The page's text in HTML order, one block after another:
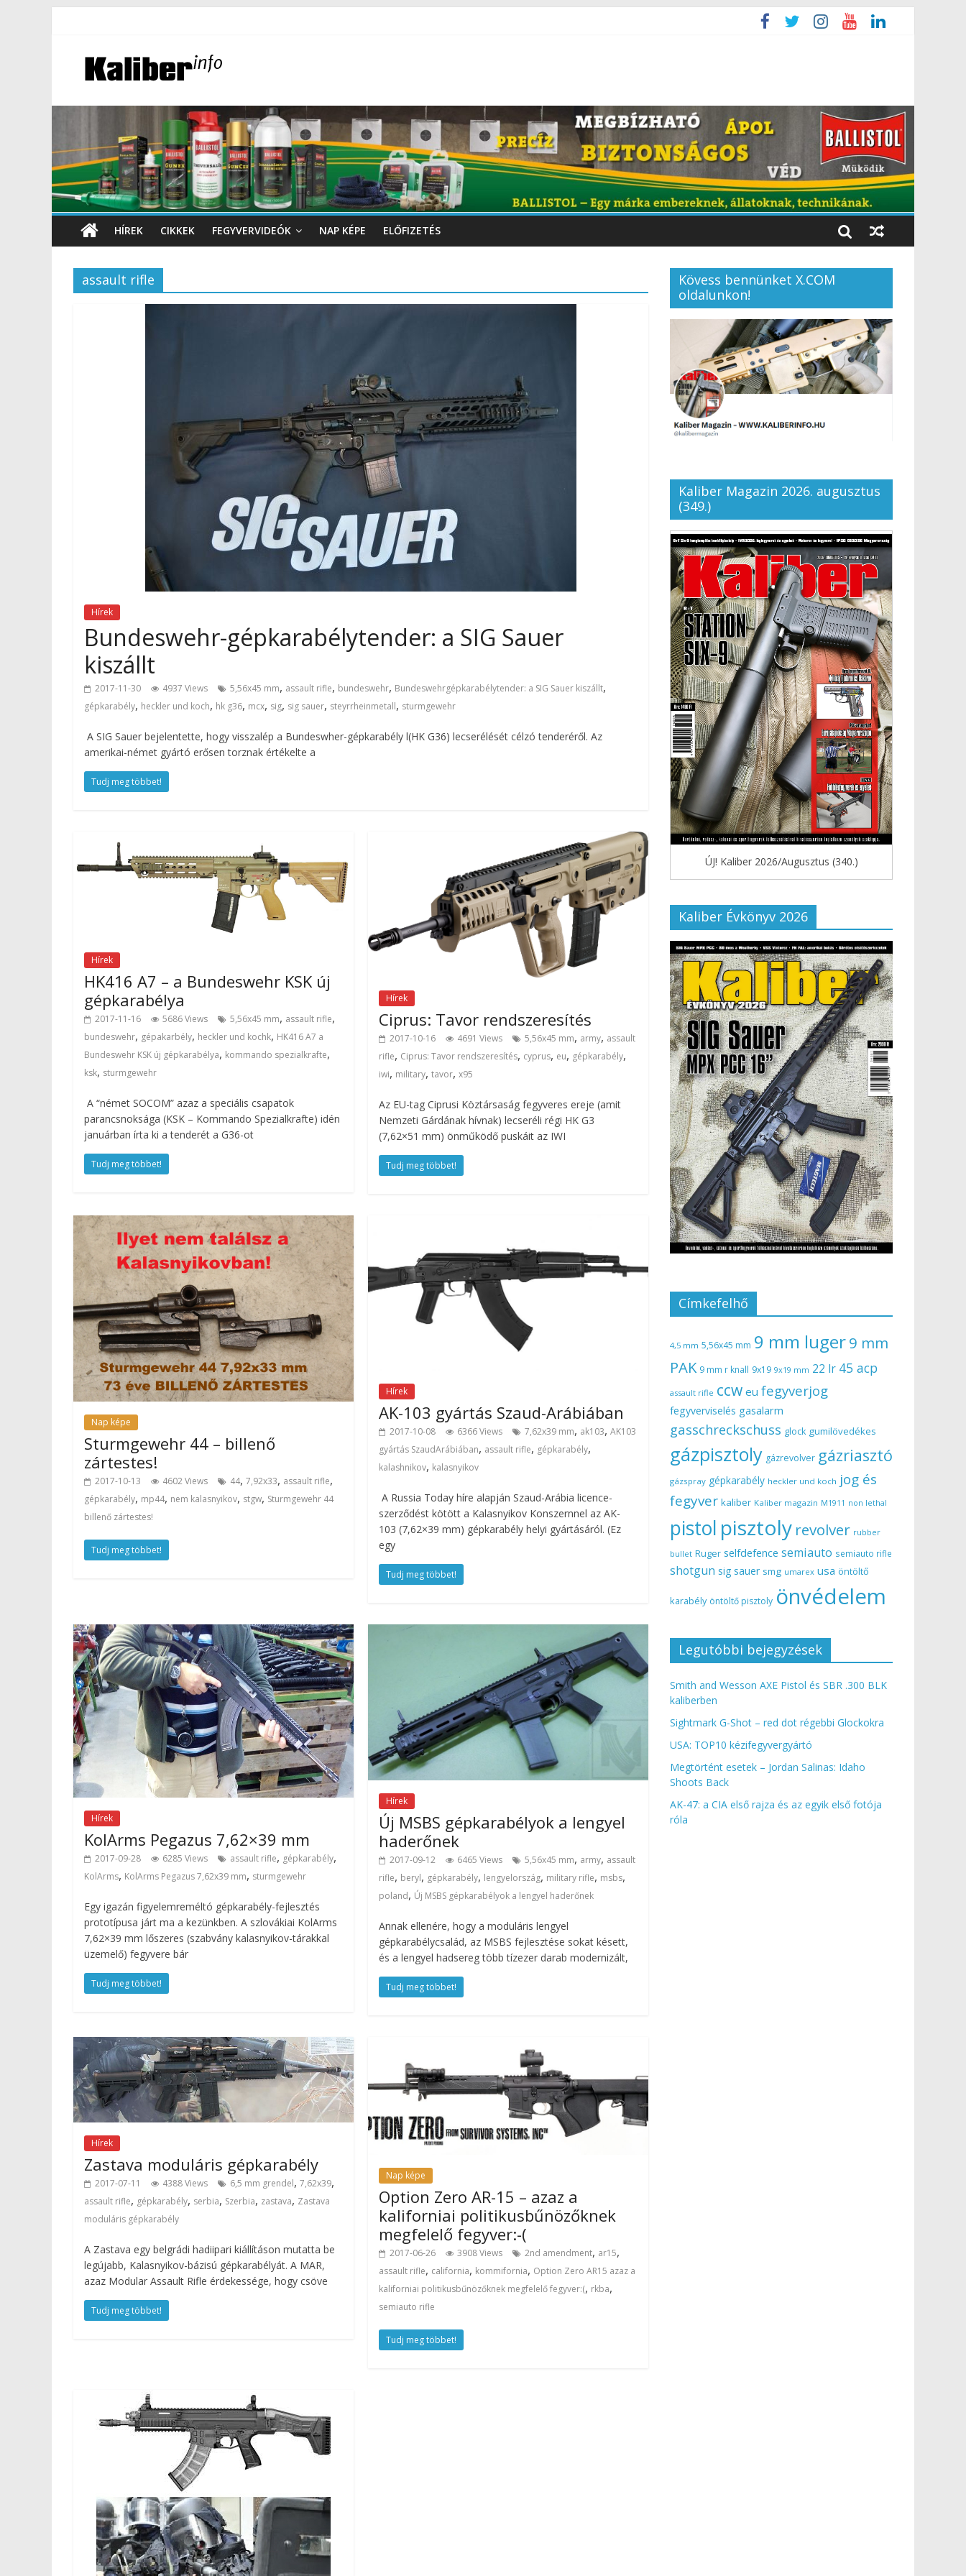
HÍREK CIKKEK FEGYVERVIDEÓK NAP KÉPE ELŐFIZETÉS
assault rifle
Hírek
Bundeswehr-gépkarabélytender: a SIG Sauer
kiszállt
2017-11-30 4937 Views 5,56x45 mm, assault rifle, bundeswehr, Bundeswehrgépkarabélytender: a SIG Sauer kiszállt,
gépkarabély, heckler und koch, hk g36, mcx, sig, sig sauer, steyrrheinmetall, sturmgewehr
A SIG Sauer bejelentette, hogy visszalép a Bundeswher-gépkarabély l(HK G36) lecserélését célzó tenderéről. Az
amerikai-német gyártó erősen torznak értékelte a
Tudj meg többet!
Hírek
HK416 A7 – a Bundeswehr KSK új
gépkarabélya
2017-11-16 5686 Views 5,56x45 mm, assault rifle,
bundeswehr, gépakarbély, heckler und kochk, HK416 A7 a
Bundeswehr KSK új gépkarabélya, kommando spezialkrafte,
ksk, sturmgewehr
A “német SOCOM” azaz a speciális csapatok
parancsnoksága (KSK – Kommando Spezialkrafte) idén
januárban írta ki a tenderét a G36-ot
Tudj meg többet!
Hírek
Ciprus: Tavor rendszeresítés
2017-10-16 4691 Views 5,56x45 mm, army, assault
rifle, Ciprus: Tavor rendszeresítés, cyprus, eu, gépkarabély,
iwi, military,tavor,x95
Az EU-tag Ciprusi Köztársaság fegyveres ereje (amit
Nemzeti Gárdának hívnak) lecseréli régi HK G3
(7,62×51 mm) önműködő puskáit az IWI
Tudj meg többet!
Nap képe
Sturmgewehr 44 – billenő
zártestes!
2017-10-13 4602 Views 44, 7,92x33, assault rifle,
gépkarabély, mp44, nem kalasnyikov, stgw, Sturmgewehr 44
billenő zártestes!
Tudj meg többet!
Hírek
AK-103 gyártás Szaud-Arábiában
2017-10-08 6366 Views 7,62x39 mm, ak103,AK103
gyártás SzaudArábiában, assault rifle, gépkarabély,
kalashnikov, kalasnyikov
A Russia Today híre alapján Szaud-Arábia licence-
szerződést kötött a Kalasnyikov Konszernnel az AK-
103 (7,62×39 mm) gépkarabély helyi gyártásáról. (Ez
egy
Tudj meg többet!
Hírek
KolArms Pegazus 7,62×39 mm
2017-09-28 6285 Views assault rifle, gépkarabély,
KolArms, KolArms Pegazus 7,62x39 mm, sturmgewehr
Egy igazán figyelemreméltó gépkarabély-fejlesztés
prototípusa járt ma a kezünkben. A szlovákiai KolArms
7,62×39 mm lőszeres (szabvány kalasnyikov-tárakkal
üzemelő) fegyvere bár
Tudj meg többet!
Hírek
Új MSBS gépkarabélyok a lengyel
haderőnek
2017-09-12 6465 Views 5,56x45 mm, army, assault
rifle, beryl, gépkarabély, lengyelország, military rifle, msbs,
poland, Új MSBS gépkarabélyok a lengyel haderőnek
Annak ellenére, hogy a moduláris lengyel
gépkarabélycsalád, az MSBS fejlesztése sokat késett,
és a lengyel hadsereg több tízezer darab modernizált,
Tudj meg többet!
Hírek
Zastava moduláris gépkarabély
2017-07-11 4388 Views 6,5 mm grendel, 7,62x39,
assault rifle, gépkarabély, serbia, Szerbia, zastava, Zastava
moduláris gépkarabély
A Zastava egy belgrádi hadiipari kiállításon mutatta be
legújabb, Kalasnyikov-bázisú gépkarabélyát. A MAR,
azaz Modular Assault Rifle érdekessége, hogy csöve
Tudj meg többet!
Nap képe
Option Zero AR-15 – azaz a
kaliforniai politikusbűnözőknek
megfelelő fegyver:-(
2017-06-26 3908 Views 2nd amendment, ar15,
assault rifle, california, kommifornia, Option Zero AR15 azaz a
kaliforniai politikusbűnözőknek megfelelő fegyver:(, rkba,
semiauto rifle
Tudj meg többet!
Kövess bennünket X.COM
oldalunkon!
Kaliber Magazin 2026. augusztus
(349.)
ÚJ! Kaliber 2026/Augusztus (340.)
Kaliber Évkönyv 2026
Címkefelhő
4,5 mm 5,56x45 mm 9 mm luger9 mm
PAK 9 mm r knall 9x19 9x19 mm 22 lr 45 acp
assault rifle ccw eu fegyverjog
fegyverviselés gasalarm
gasschreckschuss glock gumilövedékes
gázpisztoly gázrevolver gázriasztó
gázspray gépkarabély heckler und koch jog és
fegyver kaliber Kaliber magazin M1911 non lethal
pistol pisztoly revolver rubber
bullet Ruger selfdefence semiauto semiauto rifle
shotgun sig sauer smg umarex usa öntöltő
karabély öntöltő pisztoly önvédelem
Legutóbbi bejegyzések
Smith and Wesson AXE Pistol és SBR .300 BLK
kaliberben
Sightmark G-Shot – red dot régebbi Glockokra
USA: TOP10 kézifegyvergyártó
Megtörtént esetek – Jordan Salinas: Idaho
Shoots Back
AK-47: a CIA első rajza és az egyik első fotója
róla